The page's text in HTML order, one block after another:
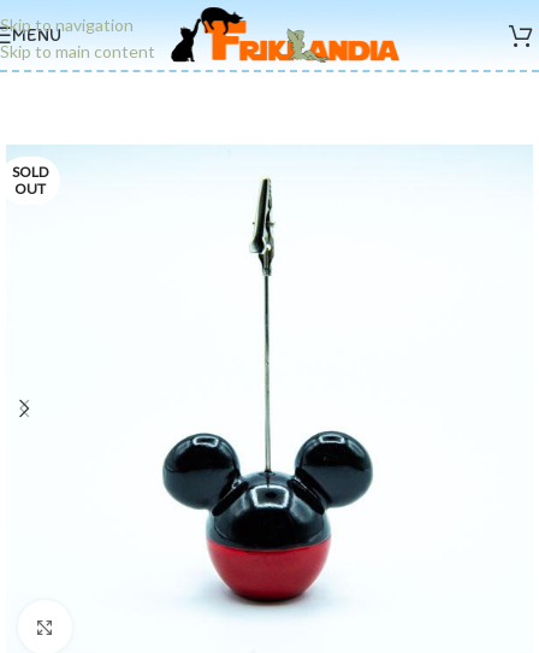
Skip to navigation
Skip to main content
MENU
SOLD
OUT